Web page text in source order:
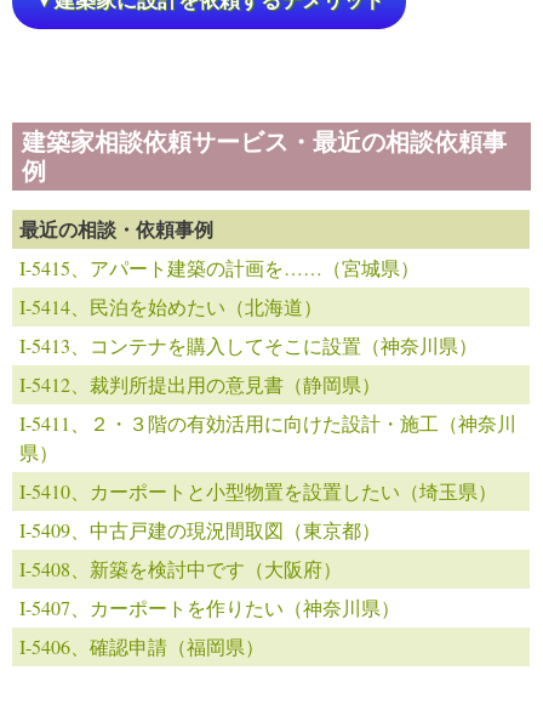
建築家相談依頼サービス・最近の相談依頼事
例
最近の相談・依頼事例
I-5415、アパート建築の計画を……（宮城県）
I-5414、民泊を始めたい（北海道）
I-5413、コンテナを購入してそこに設置（神奈川県）
I-5412、裁判所提出用の意見書（静岡県）
I-5411、２・３階の有効活用に向けた設計・施工（神奈川
県）
I-5410、カーポートと小型物置を設置したい（埼玉県）
I-5409、中古戸建の現況間取図（東京都）
I-5408、新築を検討中です（大阪府）
I-5407、カーポートを作りたい（神奈川県）
I-5406、確認申請（福岡県）